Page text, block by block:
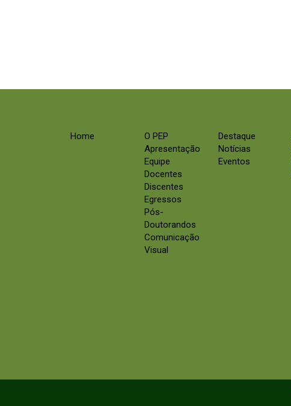
Home
O PEP
Apresentação
Equipe
Docentes
Discentes
Egressos
Pós-
Doutorandos
Comunicação
Visual
Destaque
Notícias
Eventos